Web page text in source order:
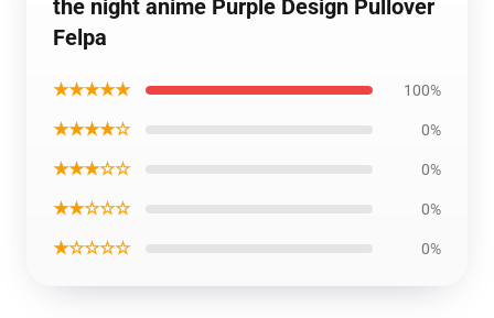
the night anime Purple Design Pullover
Felpa
★★★★★ 100%
★★★★☆ 0%
★★★☆☆ 0%
★★☆☆☆ 0%
★☆☆☆☆ 0%